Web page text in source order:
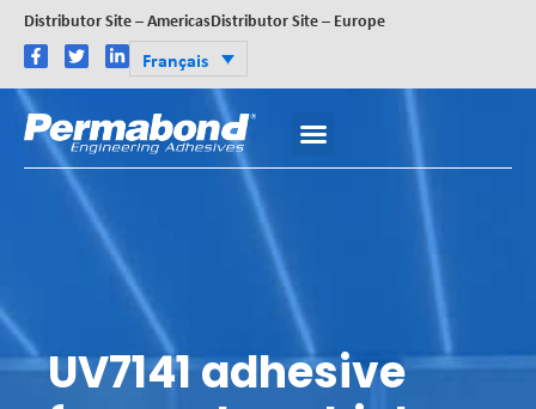
Distributor Site – AmericasDistributor Site – Europe
Français
UV7141 adhesive